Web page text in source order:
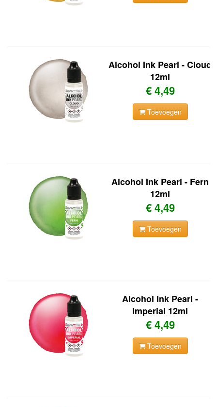
Alcohol Ink Pearl - Cloud
12ml
€ 4,49
Toevoegen
Alcohol Ink Pearl - Fern
12ml
€ 4,49
Toevoegen
Alcohol Ink Pearl -
Imperial 12ml
€ 4,49
Toevoegen